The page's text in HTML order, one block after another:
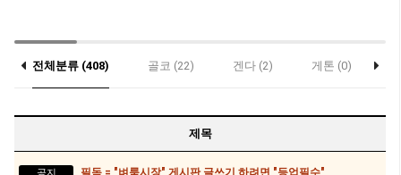
전체분류 (408) 골코 (22) 겐다 (2) 게톤 (0)
제목
공지 필독 = "벼룩시장" 게시판 글쓰기 하려면 "등업필수"